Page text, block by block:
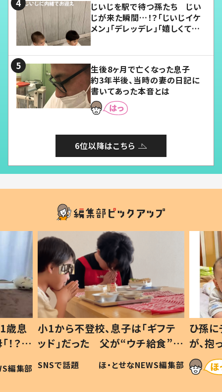
じいじを駅で待つ孫たち じい
じが来た瞬間…！？「じいじイケ
メン」「デレッデレ」「嬉しくて可
生後8ヶ月で亡くなった息子
約3年半後、当時の妻の日記に
書いてあった本音とは
6位以降はこちら
歳息
？」
編集部
小1から不登校、息子は「ギフテ
ッド」だった 父が“ウチ給食”を
作り続ける理由とは #令和の親
#令和の子
SNSで話題 ほ・とせなNEWS編集部
ひ孫
が、
「涙が
い」